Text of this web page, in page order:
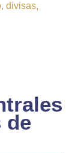
divisas,
de